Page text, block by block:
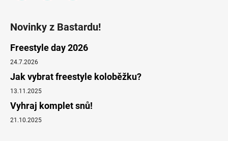
Novinky z Bastardu!
Freestyle day 2026
24.7.2026
Jak vybrat freestyle koloběžku?
13.11.2025
Vyhraj komplet snů!
21.10.2025